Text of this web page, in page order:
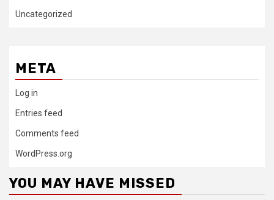
Uncategorized
META
Log in
Entries feed
Comments feed
WordPress.org
YOU MAY HAVE MISSED